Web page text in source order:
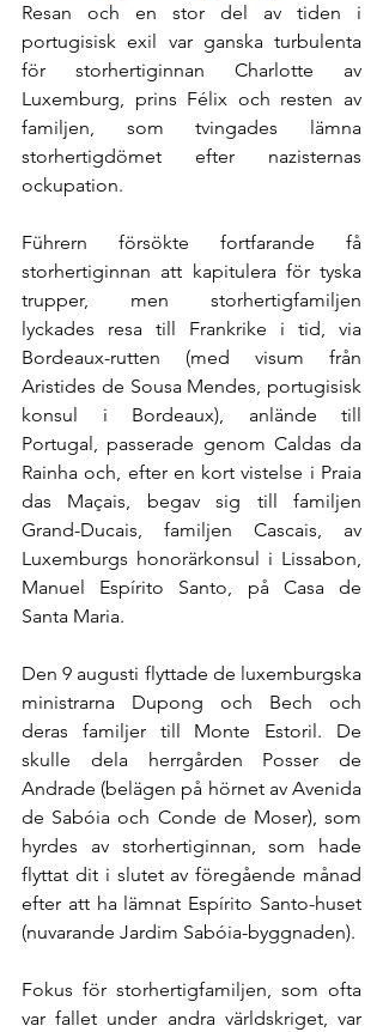
Resan och en stor del av tiden i
portugisisk exil var ganska turbulenta
för storhertiginnan Charlotte av
Luxemburg, prins Félix och resten av
familjen, som tvingades lämna
storhertigdömet efter nazisternas
ockupation.
Führern försökte fortfarande få
storhertiginnan att kapitulera för tyska
trupper, men storhertigfamiljen
lyckades resa till Frankrike i tid, via
Bordeaux-rutten (med visum från
Aristides de Sousa Mendes, portugisisk
konsul i Bordeaux), anlände till
Portugal, passerade genom Caldas da
Rainha och, efter en kort vistelse i Praia
das Maçais, begav sig till familjen
Grand-Ducais, familjen Cascais, av
Luxemburgs honorärkonsul i Lissabon,
Manuel Espírito Santo, på Casa de
Santa Maria.
Den 9 augusti flyttade de luxemburgska
ministrarna Dupong och Bech och
deras familjer till Monte Estoril. De
skulle dela herrgården Posser de
Andrade (belägen på hörnet av Avenida
de Sabóia och Conde de Moser), som
hyrdes av storhertiginnan, som hade
flyttat dit i slutet av föregående månad
efter att ha lämnat Espírito Santo-huset
(nuvarande Jardim Sabóia-byggnaden).
Fokus för storhertigfamiljen, som ofta
var fallet under andra världskriget, var